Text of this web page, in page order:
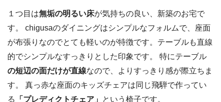
１つ目は無垢の明るい床が気持ちの良い、新築のお宅で
す。 chigusaのダイニングはシンプルなフォルムで、座面
が布張りなのでとても軽いのが特徴です。テーブルも直線
的でシンプルなすっきりとした印象です。 特にテーブル
の短辺の面だけが直線なので、よりすっきり感が際立ちま
す。 真っ赤な座面のキッズチェアは同じ飛騨で作ってい
る
「プレディクトチェア」 という椅子です。